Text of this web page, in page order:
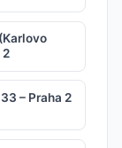
2
– Praha 2